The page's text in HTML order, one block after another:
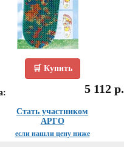
🛒 Купить
5 112 р.
Стать участником
АРГО
если нашли цену ниже